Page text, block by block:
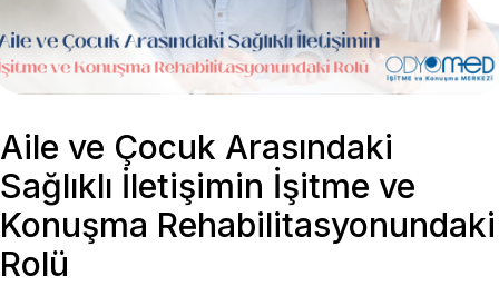
Aile ve Çocuk Arasındaki
Sağlıklı İletişimin İşitme ve
Konuşma Rehabilitasyonundaki
Rolü